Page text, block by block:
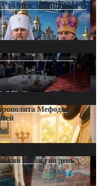
ІЗ МОСКОВСЬКОГО
сніданок
Мефодія
погляд на день